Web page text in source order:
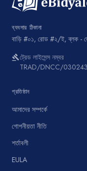
ব্যবসার ঠিকানা
বাড়ি #০১, রোড #২/ই, ব্লক - জে,
gavelট্রেড লাইসেন্স নম্বর
TRAD/DNCC/
প্রতিষ্ঠান
আমাদের সম্পর্কে
গোপনীয়তা নীতি
শর্তাবলী
EULA